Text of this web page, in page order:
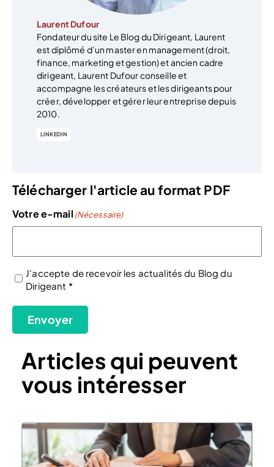
Laurent Dufour
Fondateur du site Le Blog du Dirigeant, Laurent
est diplômé d’un master en management (droit,
finance, marketing et gestion) et ancien cadre
dirigeant, Laurent Dufour conseille et
accompagne les créateurs et les dirigeants pour
créer, développer et gérer leur entreprise depuis
2010.
LINKEDIN
Télécharger l'article au format PDF
Votre e-mail (Nécessaire)
(Nécessaire)
J'accepte de recevoir les actualités du Blog du
Dirigeant *
Envoyer
Articles qui peuvent
vous intéresser